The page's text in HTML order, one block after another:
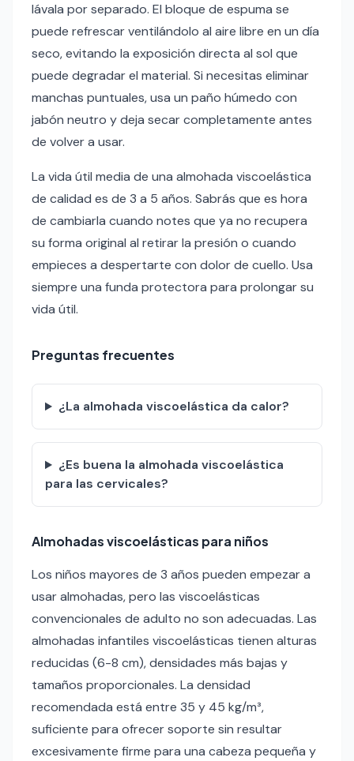
lávala por separado. El bloque de espuma se
puede refrescar ventilándolo al aire libre en un día
seco, evitando la exposición directa al sol que
puede degradar el material. Si necesitas eliminar
manchas puntuales, usa un paño húmedo con
jabón neutro y deja secar completamente antes
de volver a usar.
La vida útil media de una almohada viscoelástica
de calidad es de 3 a 5 años. Sabrás que es hora
de cambiarla cuando notes que ya no recupera
su forma original al retirar la presión o cuando
empieces a despertarte con dolor de cuello. Usa
siempre una funda protectora para prolongar su
vida útil.
Preguntas frecuentes
¿La almohada viscoelástica da calor?
¿Es buena la almohada viscoelástica
para las cervicales?
Almohadas viscoelásticas para niños
Los niños mayores de 3 años pueden empezar a
usar almohadas, pero las viscoelásticas
convencionales de adulto no son adecuadas. Las
almohadas infantiles viscoelásticas tienen alturas
reducidas (6-8 cm), densidades más bajas y
tamaños proporcionales. La densidad
recomendada está entre 35 y 45 kg/m³,
suficiente para ofrecer soporte sin resultar
excesivamente firme para una cabeza pequeña y